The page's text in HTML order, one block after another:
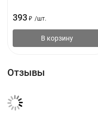
393 ₽ /шт.
В корзину
Отзывы